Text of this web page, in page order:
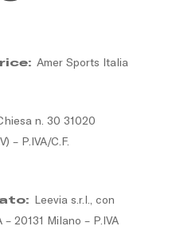
Amer Sports Italia
n. 30 31020
– P.IVA/C.F.
Leevia s.r.l., con
20131 Milano – P.IVA